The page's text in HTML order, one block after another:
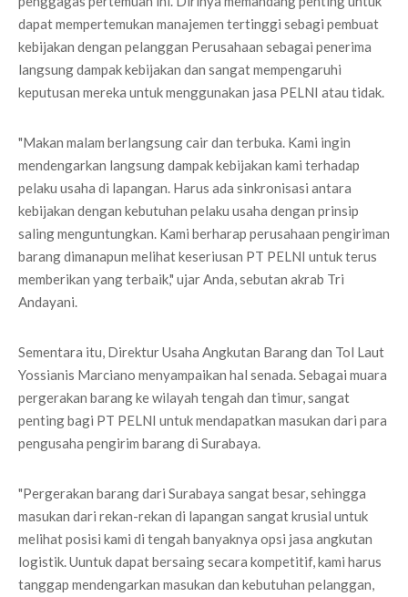
dapat mempertemukan manajemen tertinggi sebagi pembuat
kebijakan dengan pelanggan Perusahaan sebagai penerima
langsung dampak kebijakan dan sangat mempengaruhi
keputusan mereka untuk menggunakan jasa PELNI atau tidak.
"Makan malam berlangsung cair dan terbuka. Kami ingin
mendengarkan langsung dampak kebijakan kami terhadap
pelaku usaha di lapangan. Harus ada sinkronisasi antara
kebijakan dengan kebutuhan pelaku usaha dengan prinsip
saling menguntungkan. Kami berharap perusahaan pengiriman
barang dimanapun melihat keseriusan PT PELNI untuk terus
memberikan yang terbaik," ujar Anda, sebutan akrab Tri
Andayani.
Sementara itu, Direktur Usaha Angkutan Barang dan Tol Laut
Yossianis Marciano menyampaikan hal senada. Sebagai muara
pergerakan barang ke wilayah tengah dan timur, sangat
penting bagi PT PELNI untuk mendapatkan masukan dari para
pengusaha pengirim barang di Surabaya.
"Pergerakan barang dari Surabaya sangat besar, sehingga
masukan dari rekan-rekan di lapangan sangat krusial untuk
melihat posisi kami di tengah banyaknya opsi jasa angkutan
logistik. Uuntuk dapat bersaing secara kompetitif, kami harus
tanggap mendengarkan masukan dan kebutuhan pelanggan,